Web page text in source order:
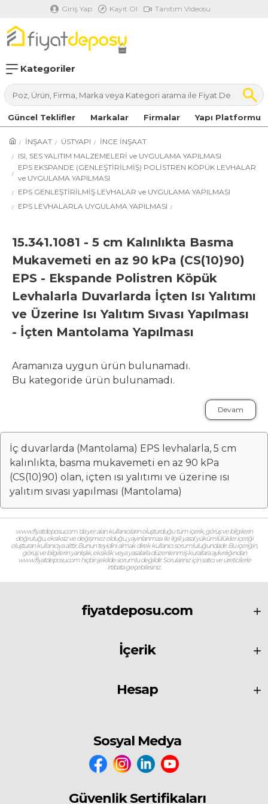
Giriş Yap Kayıt Ol Tanıtım Videosu
Kategoriler
Güncel Teklifler Markalar Firmalar Yapı Platformu
İNŞAAT ÜSTYAPI
İNCE İNŞAAT
ISI, SES YALITIM MALZEMELERİ ve UYGULAMA YAPILMASI
EPS EKSPANDE (GENLEŞTİRİLMİŞ) POLİSTREN KÖPÜK LEVHALAR
ve UYGULAMA YAPILMASI
EPS GENLEŞTİRİLMİŞ LEVHALAR ve UYGULAMA YAPILMASI
EPS LEVHALARLA UYGULAMA YAPILMASI
15.341.1081 - 5 cm Kalınlıkta Basma
Mukavemeti en az 90 kPa (CS(10)90)
EPS - Ekspande Polistren Köpük
Levhalarla Duvarlarda İçten Isı Yalıtımı
ve Üzerine Isı Yalıtım Sıvası Yapılması
- İçten Mantolama Yapılması
Aramanıza uygun ürün bulunamadı.
Bu kategoride ürün bulunamadı.
Devam
İç duvarlarda (Mantolama) EPS levhalarla, 5 cm
kalınlıkta, basma mukavemeti en az 90 kPa
(CS(10)90) olan, içten ısı yalıtımı ve üzerine ısı
yalıtım sıvası yapılması (Mantolama)
www.fiyatdeposu.com ‘da yer alan kullanıcıların oluşturduğu tüm içerik, görüş ve bilgilerin
doğruluğu, eksiksiz ve değişmez olduğu, yayınlanması ile ilgili yasal yükümlülükler içeriği
oluşturan kullanıcıya aittir. Bunun teyidini almak direk kullanıcı sorumluluğundadır. Bu içeriğin,
görüş ve bilgilerin yanlışlık, eksiklik veya yasalarla düzenlenmiş kurallara aykırılığından
www.fiyatdeposu.com hiçbir şekilde sorumlu değildir. Sorularınız için satıcı ve üreticilerle
irtibata geçebilirsiniz.
fiyatdeposu.com
İçerik
Hesap
Sosyal Medya
Güvenlik Sertifikaları